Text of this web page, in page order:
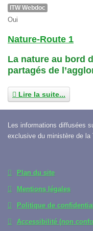
ITW Webdoc
Oui
Nature-Route 1
La nature au bord
partagés de
Lire la suite...
Les informations diffusées
exclusive du ministère de la
Plan du site
Mentions légales
Politique de
Accessibilité (non